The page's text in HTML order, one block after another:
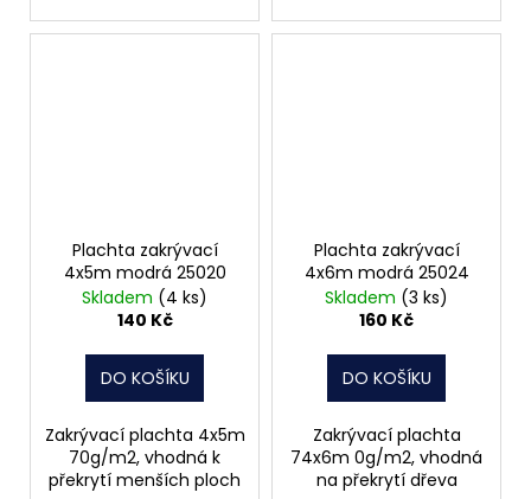
Plachta zakrývací
4x5m modrá 25020
Skladem (4 ks)
140 Kč
DO KOŠÍKU
Zakrývací plachta 4x5m
70g/m2, vhodná k
překrytí menších ploch
Plachta zakrývací
4x6m modrá 25024
Skladem (3 ks)
160 Kč
DO KOŠÍKU
Zakrývací plachta
74x6m 0g/m2, vhodná
na překrytí dřeva